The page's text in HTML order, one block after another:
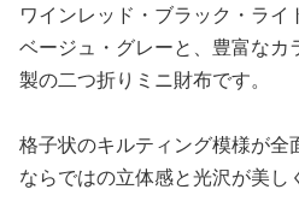
ワインレッド・ブラック・ライ
ベージュ・グレーと、豊富な
製の二つ折りミニ財布です。
格子状のキルティング模様が
ならではの立体感と光沢が美し